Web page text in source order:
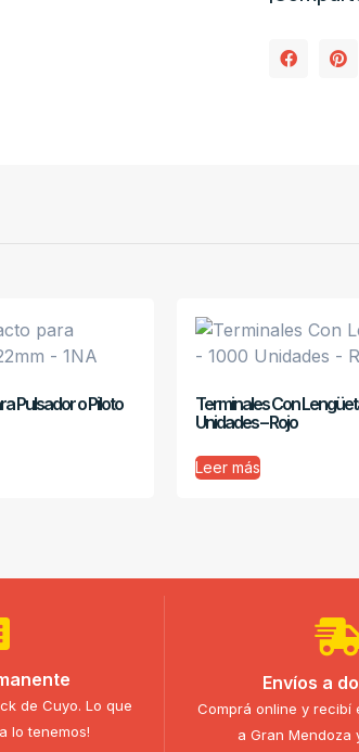
Pulsador o Piloto
Terminales Con
Unidades – Rojo
Leer más
de Cuyo. Lo que
lo tenemos!
Envíos a
Comprá online y recibí
a Gran Mendoza